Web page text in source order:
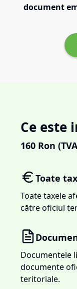
document
Ce este
160 Ron
Toate
Toate taxele
către oficiul
Documentele
documente
teritoriale.